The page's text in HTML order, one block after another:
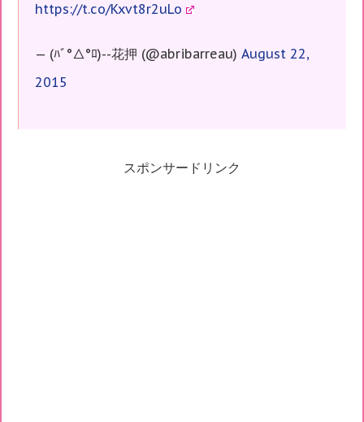
https://t.co/Kxvt8r2uLo
— (ﾊﾞ°△°ﾛ)--花押 (@abribarreau) August 22,
2015
スポンサードリンク